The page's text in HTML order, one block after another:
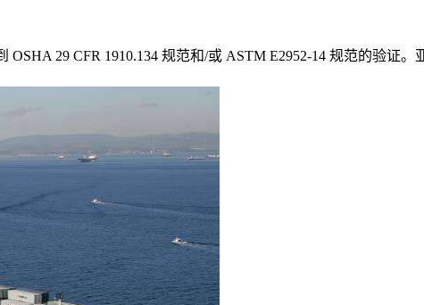
29 CFR 1910.134 规范和/或 ASTM E2952-14 规范的验证